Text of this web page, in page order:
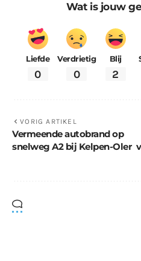
Wat is jouw
Liefde
0
Verdrietig
0
Blij
2
VORIG ARTIKEL
Vermeende autobrand op
snelweg A2 bij Kelpen-Oler